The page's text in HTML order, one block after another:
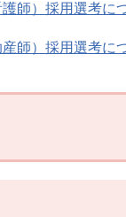
師）採用選考に
師）採用選考に